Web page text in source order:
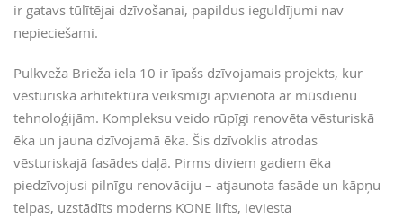
ir gatavs tūlītējai dzīvošanai, papildus ieguldījumi nav
nepieciešami.
Pulkveža Brieža iela 10 ir īpašs dzīvojamais projekts, kur
vēsturiskā arhitektūra veiksmīgi apvienota ar mūsdienu
tehnoloģijām. Kompleksu veido rūpīgi renovēta vēsturiskā
ēka un jauna dzīvojamā ēka. Šis dzīvoklis atrodas
vēsturiskajā fasādes daļā. Pirms diviem gadiem ēka
piedzīvojusi pilnīgu renovāciju – atjaunota fasāde un kāpņu
telpas, uzstādīts moderns KONE lifts, ieviesta